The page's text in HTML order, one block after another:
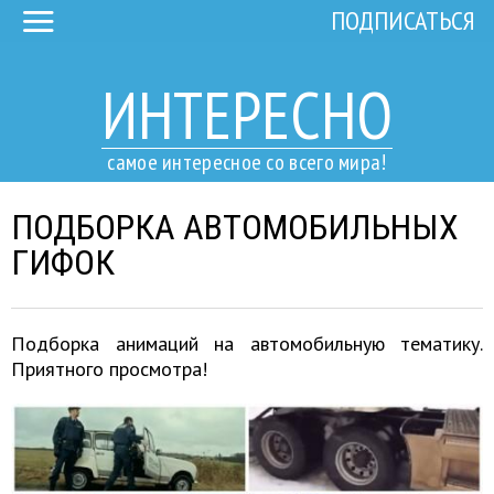
ИНТЕРЕСНО
самое интересное со всего мира!
ПОДПИСАТЬСЯ
ПОДБОРКА АВТОМОБИЛЬНЫХ
ГИФОК
Подборка анимаций на автомобильную тематику.
Приятного просмотра!